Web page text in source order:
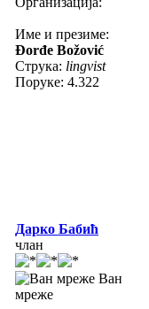
Име и презиме:
Đorđe Božović
Струка: lingvist
Поруке: 4.322
Дарко Бабић
члан
Ван
мреже